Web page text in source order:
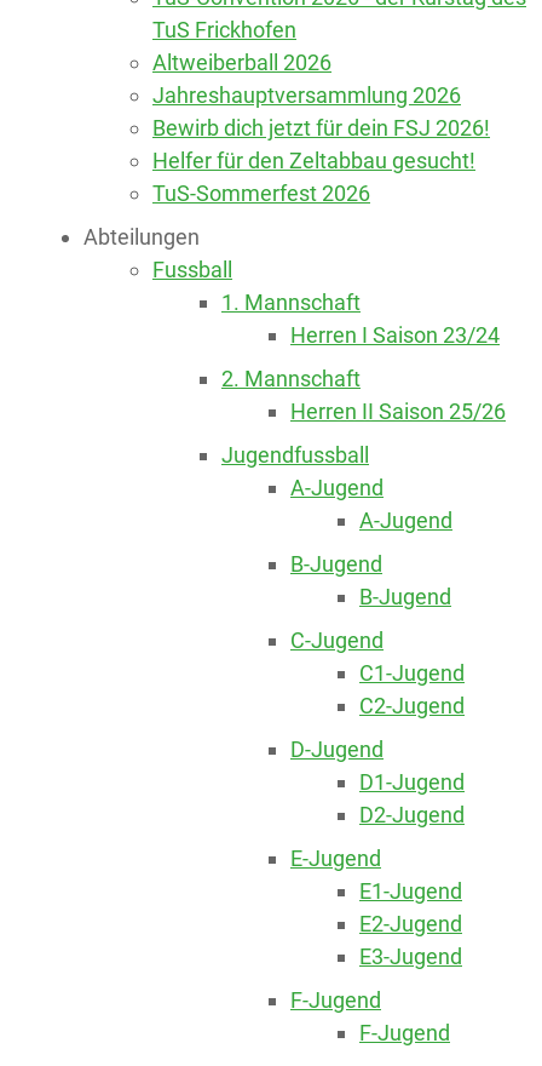
TuS Frickhofen
Altweiberball 2026
Jahreshauptversammlung 2026
Bewirb dich jetzt für dein FSJ 2026!
Helfer für den Zeltabbau gesucht!
TuS-Sommerfest 2026
Abteilungen
Fussball
1. Mannschaft
Herren I Saison 23/24
2. Mannschaft
Herren II Saison 25/26
Jugendfussball
A-Jugend
A-Jugend
B-Jugend
B-Jugend
C-Jugend
C1-Jugend
C2-Jugend
D-Jugend
D1-Jugend
D2-Jugend
E-Jugend
E1-Jugend
E2-Jugend
E3-Jugend
F-Jugend
F-Jugend